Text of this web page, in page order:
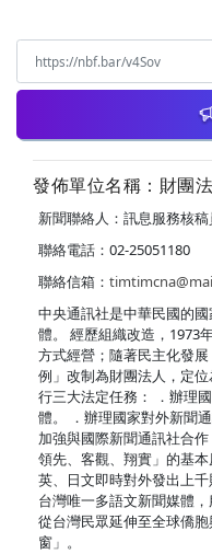
發佈單位名稱：財團
新聞聯絡人：訊息服務核稿
聯絡電話：02-25051180
聯絡信箱：
中央通訊社是中華民國的
體。 經歷組織改造，1973
方式經營；隨著民主化發
例」改制為財團法人，定
行三大法定任務： ．辦理
體。 ．辦理國家對外新聞
加強與國際新聞通訊社合作
領先、客觀、翔實」的基本
英、日文即時對外發出上
台灣唯一多語文新聞媒體
從台灣民眾延伸至全球僑
窗」。